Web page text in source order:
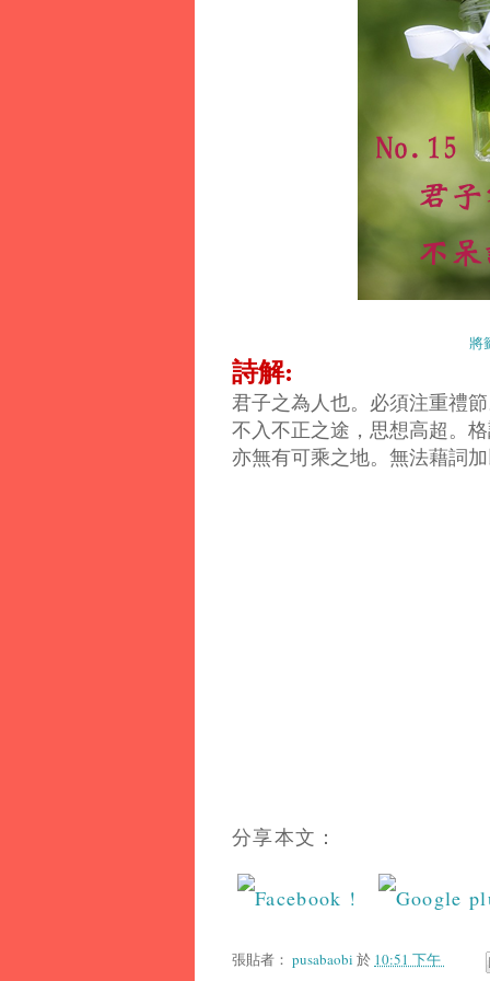
將
詩解:
君子之為人也。必須注重禮
不入不正之途，思想高超。
亦無有可乘之地。無法藉詞
分享本文：
張貼者： pusabaobi 於 10:51 下午